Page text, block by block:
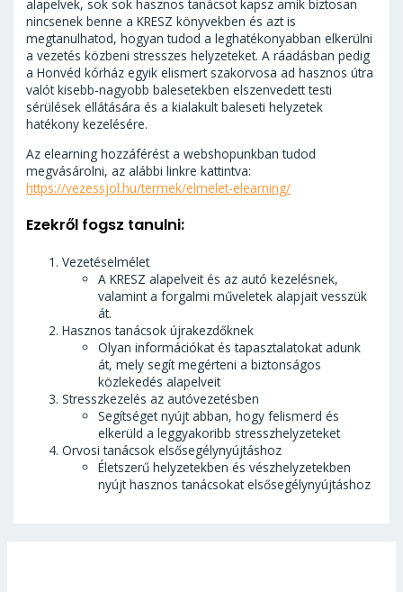
alapelvek, sok sok hasznos tanácsot kapsz amik biztosan
nincsenek benne a KRESZ könyvekben és azt is
megtanulhatod, hogyan tudod a leghatékonyabban elkerülni
a vezetés közbeni stresszes helyzeteket. A ráadásban pedig
a Honvéd kórház egyik elismert szakorvosa ad hasznos útra
valót kisebb-nagyobb balesetekben elszenvedett testi
sérülések ellátására és a kialakult baleseti helyzetek
hatékony kezelésére.
Az elearning hozzáférést a webshopunkban tudod
megvásárolni, az alábbi linkre kattintva:
https://vezessjol.hu/termek/elmelet-elearning/
Ezekről fogsz tanulni:
Vezetéselmélet
A KRESZ alapelveit és az autó kezelésnek,
valamint a forgalmi műveletek alapjait vesszük
át.
Hasznos tanácsok újrakezdőknek
Olyan információkat és tapasztalatokat adunk
át, mely segít megérteni a biztonságos
közlekedés alapelveit
Stresszkezelés az autóvezetésben
Segítséget nyújt abban, hogy felismerd és
elkerüld a leggyakoribb stresszhelyzeteket
Orvosi tanácsok elsősegélynyújtáshoz
Életszerű helyzetekben és vészhelyzetekben
nyújt hasznos tanácsokat elsősegélynyújtáshoz